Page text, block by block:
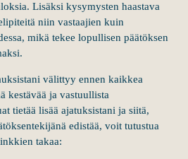
Lisäksi kysymysten haastava
niin vastaajien kuin
mikä tekee lopullisen päätöksen
välittyy ennen kaikkea
kestävää ja vastuullista
tietää lisää ajatuksistani ja siitä,
edistää, voit tutustua
takaa: